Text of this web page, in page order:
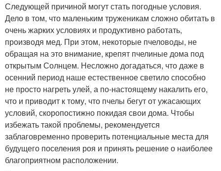
Следующей причиной могут стать погодные условия.
Дело в том, что маленьким труженикам сложно обитать в
очень жарких условиях и продуктивно работать,
производя мед. При этом, некоторые пчеловоды, не
обращая на это внимание, крепят пчелиные дома под
открытым Солнцем. Несложно догадаться, что даже в
осенний период наше естественное светило способно
не просто нагреть улей, а по-настоящему накалить его,
что и приводит к тому, что пчелы бегут от ужасающих
условий, скоропостижно покидая свои дома. Чтобы
избежать такой проблемы, рекомендуется
заблаговременно проверить потенциальные места для
будущего поселения роя и принять решение о наиболее
благоприятном расположении.